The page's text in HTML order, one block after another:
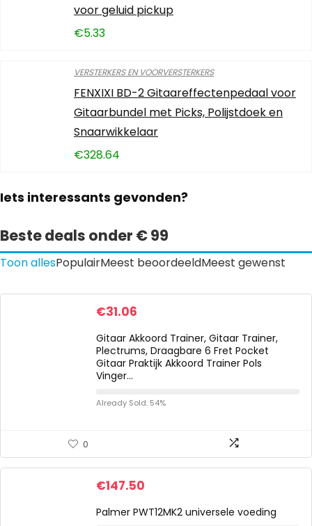
voor geluid pickup
€5.33
VERSTERKERS EN VOORVERSTERKERS
FENXIXI BD-2 Gitaareffectenpedaal voor
Gitaarbundel met Picks, Polijstdoek en
Snaarwikkelaar
€328.64
Iets interessants gevonden?
Beste deals onder € 99
Toon allesPopulairMeest beoordeeldMeest gewenst
€31.06
Gitaar Akkoord Trainer, Gitaar Trainer,
Plectrums, Draagbare 6 Fret Pocket
Gitaar Praktijk Akkoord Trainer Pols
Vinger…
Already Sold: 54%
0
€147.50
Palmer PWT12MK2 universele voeding